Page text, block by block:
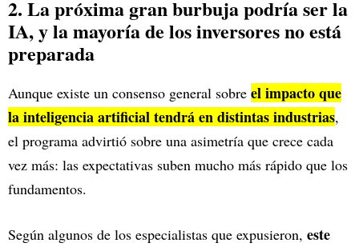
2. La próxima gran burbuja podría ser la
IA, y la mayoría de los inversores no está
preparada
Aunque existe un consenso general sobre el impacto que
la inteligencia artificial tendrá en distintas industrias,
el programa advirtió sobre una asimetría que crece cada
vez más: las expectativas suben mucho más rápido que los
fundamentos.
Según algunos de los especialistas que expusieron, este